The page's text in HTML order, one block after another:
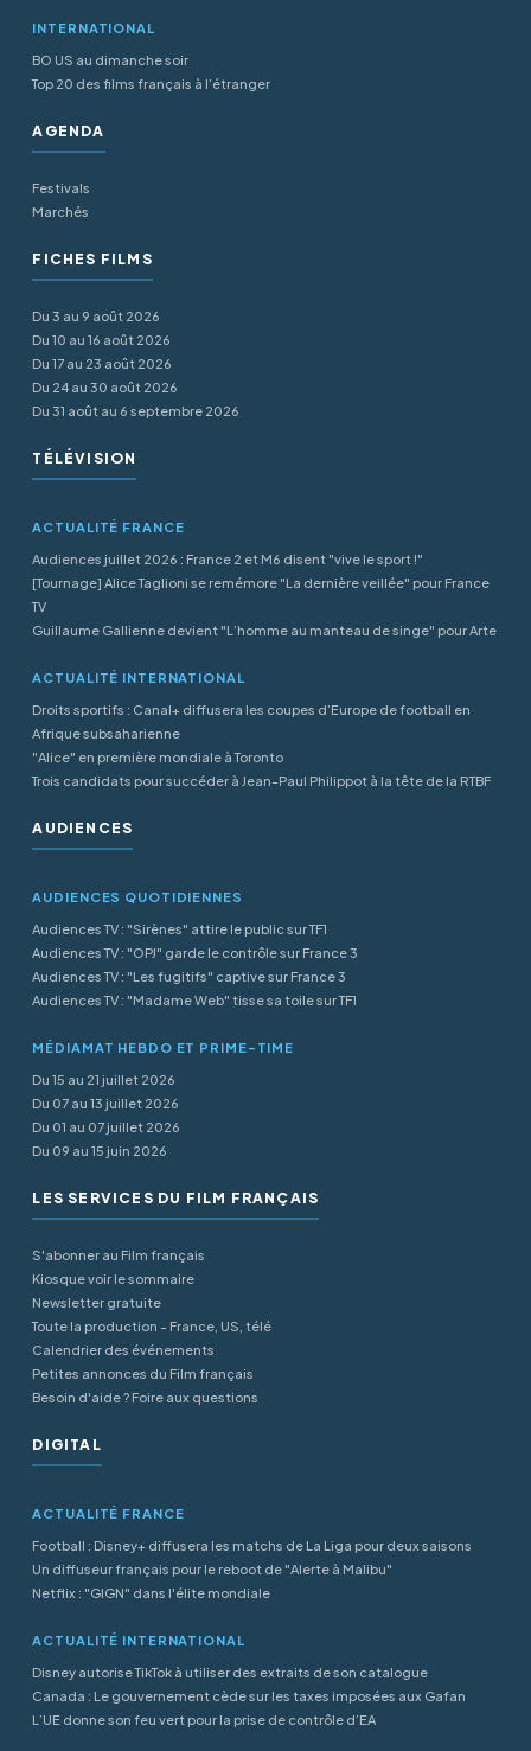
INTERNATIONAL
BO US au dimanche soir
Top 20 des films français à l’étranger
AGENDA
Festivals
Marchés
FICHES FILMS
Du 3 au 9 août 2026
Du 10 au 16 août 2026
Du 17 au 23 août 2026
Du 24 au 30 août 2026
Du 31 août au 6 septembre 2026
TÉLÉVISION
ACTUALITÉ FRANCE
Audiences juillet 2026 : France 2 et M6 disent "vive le sport !"
[Tournage] Alice Taglioni se remémore "La dernière veillée" pour France
TV
Guillaume Gallienne devient "L’homme au manteau de singe" pour Arte
ACTUALITÉ INTERNATIONAL
Droits sportifs : Canal+ diffusera les coupes d’Europe de football en
Afrique subsaharienne
"Alice" en première mondiale à Toronto
Trois candidats pour succéder à Jean-Paul Philippot à la tête de la RTBF
AUDIENCES
AUDIENCES QUOTIDIENNES
Audiences TV : "Sirènes" attire le public sur TF1
Audiences TV : "OPJ" garde le contrôle sur France 3
Audiences TV : "Les fugitifs" captive sur France 3
Audiences TV : "Madame Web" tisse sa toile sur TF1
MÉDIAMAT HEBDO ET PRIME-TIME
Du 15 au 21 juillet 2026
Du 07 au 13 juillet 2026
Du 01 au 07 juillet 2026
Du 09 au 15 juin 2026
LES SERVICES DU FILM FRANÇAIS
S'abonner au Film français
Kiosque voir le sommaire
Newsletter gratuite
Toute la production - France, US, télé
Calendrier des événements
Petites annonces du Film français
Besoin d'aide ? Foire aux questions
DIGITAL
ACTUALITÉ FRANCE
Football : Disney+ diffusera les matchs de La Liga pour deux saisons
Un diffuseur français pour le reboot de "Alerte à Malibu"
Netflix : "GIGN" dans l'élite mondiale
ACTUALITÉ INTERNATIONAL
Disney autorise TikTok à utiliser des extraits de son catalogue
Canada : Le gouvernement cède sur les taxes imposées aux Gafan
L’UE donne son feu vert pour la prise de contrôle d’EA